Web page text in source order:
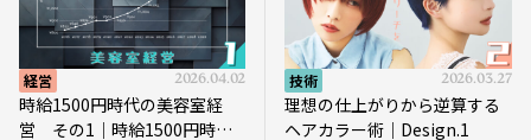
経営 2026.04.02
時給1500円時代の美容室経
営 その1｜時給1500円時代
技術 2026.03.27
理想の仕上がりから逆算する
ヘアカラー術｜Design.1